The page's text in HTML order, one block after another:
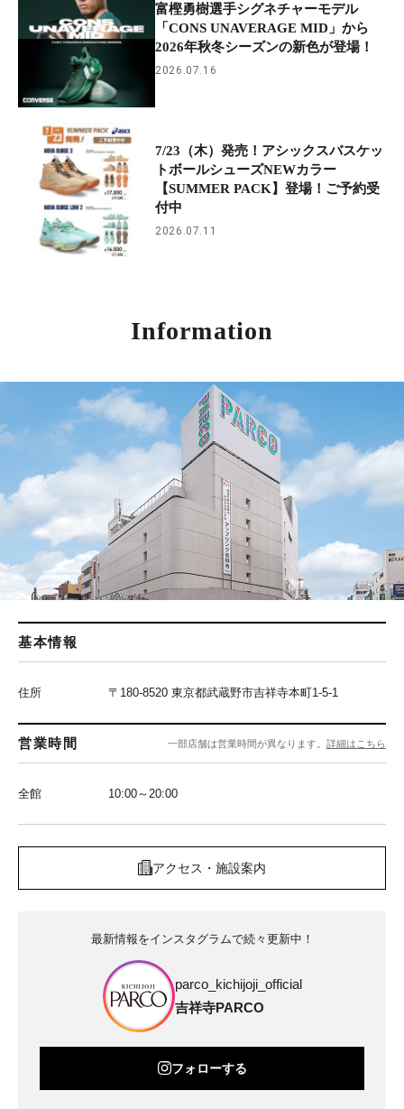
富樫勇樹選手シグネチャーモデル
「CONS UNAVERAGE MID」から
2026年秋冬シーズンの新色が登場！
2026.07.16
7/23（木）発売！アシックスバスケッ
トボールシューズNEWカラー
【SUMMER PACK】登場！ご予約受
付中
2026.07.11
Information
基本情報
住所 〒180-8520 東京都武蔵野市吉祥寺本町1-5-1
営業時間 一部店舗は営業時間が異なります。 詳細はこちら
全館 10:00～20:00
アクセス・施設案内
最新情報をインスタグラムで続々更新中！
parco_kichijoji_official
吉祥寺PARCO
フォローする